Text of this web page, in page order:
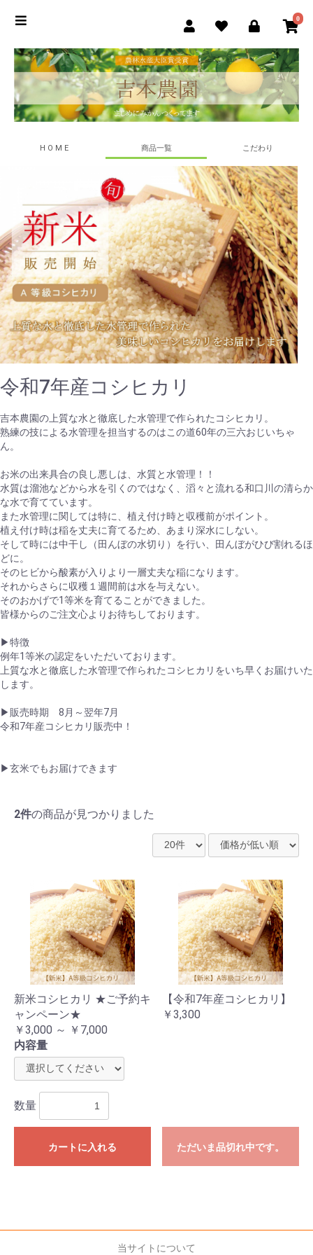
0
H O M E 商品一覧 こだわり
令和7年産コシヒカリ
吉本農園の上質な水と徹底した水管理で作られたコシヒカリ。
熟練の技による水管理を担当するのはこの道60年の三六おじいちゃ
ん。
お米の出来具合の良し悪しは、水質と水管理！！
水質は溜池などから水を引くのではなく、滔々と流れる和口川の清らか
な水で育てています。
また水管理に関しては特に、植え付け時と収穫前がポイント。
植え付け時は稲を丈夫に育てるため、あまり深水にしない。
そして時には中干し（田んぼの水切り）を行い、田んぼがひび割れるほ
どに。
そのヒビから酸素が入りより一層丈夫な稲になります。
それからさらに収穫１週間前は水を与えない。
そのおかげで1等米を育てることができました。
皆様からのご注文心よりお待ちしております。
▶特徴
例年1等米の認定をいただいております。
上質な水と徹底した水管理で作られたコシヒカリをいち早くお届けいた
します。
▶販売時期 8月～翌年7月
令和7年産コシヒカリ販売中！
▶玄米でもお届けできます
2件の商品が見つかりました
新米コシヒカリ ★ご予約キ
ャンペーン★
￥3,000 ～ ￥7,000
内容量
数量
カートに入れる
【令和7年産コシヒカリ】
￥3,300
ただいま品切れ中です。
当サイトについて